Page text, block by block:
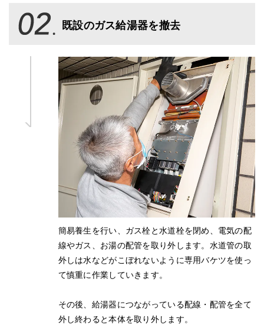
既設のガス給湯器を撤去
簡易養生を行い、ガス栓と水道栓を閉め、電気の配
線やガス、お湯の配管を取り外します。水道管の取
外しは水などがこぼれないように専用バケツを使っ
て慎重に作業していきます。
その後、給湯器につながっている配線・配管を全て
外し終わると本体を取り外します。